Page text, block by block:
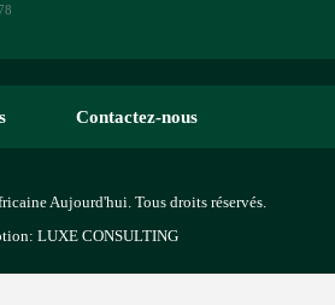
Contactez-nous
Aujourd'hui. Tous droits réservés.
LUXE CONSULTING